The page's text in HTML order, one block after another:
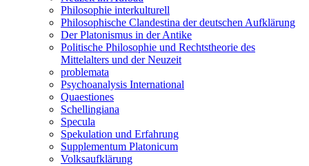
Philosophie interkulturell
Philosophische Clandestina der deutschen Aufklärung
Der Platonismus in der Antike
Politische Philosophie und Rechtstheorie des
Mittelalters und der Neuzeit
problemata
Psychoanalysis International
Quaestiones
Schellingiana
Specula
Spekulation und Erfahrung
Supplementum Platonicum
Volksaufklärung